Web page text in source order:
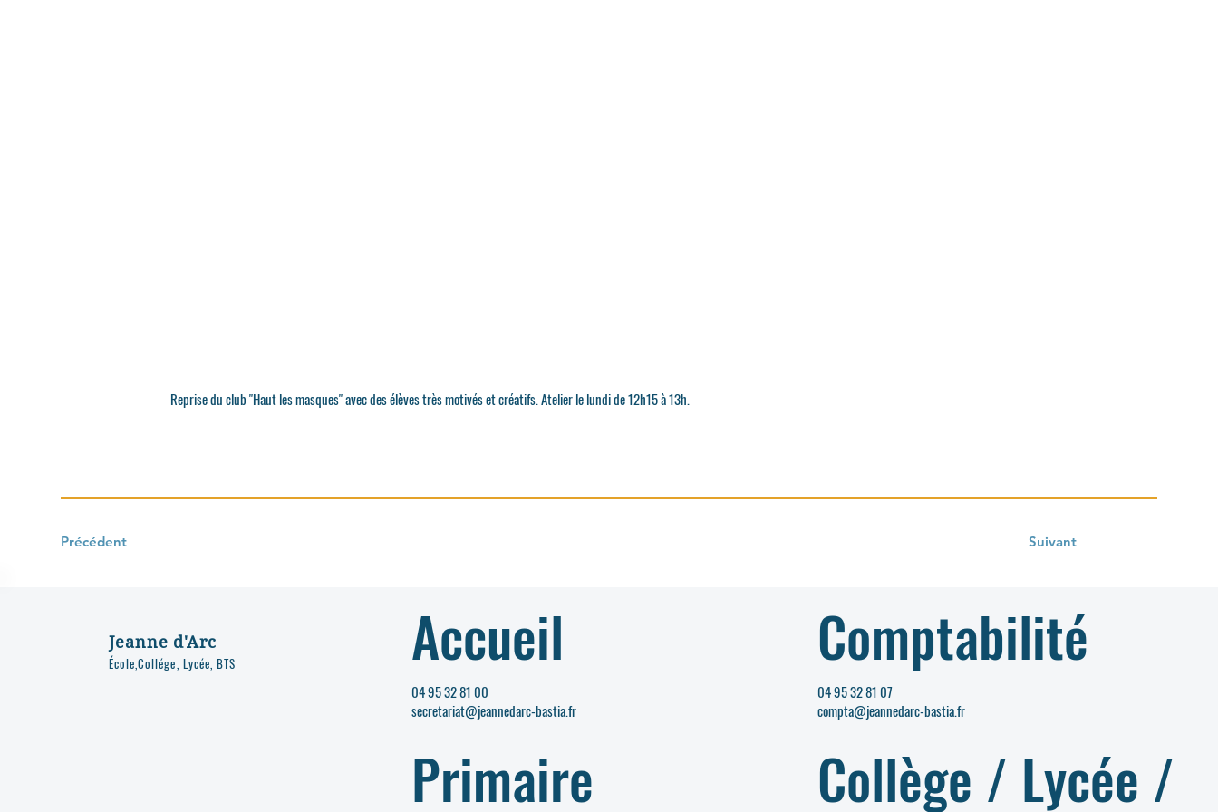
Reprise du club "Haut les masques" avec des élèves très motivés et créatifs. Atelier le lundi de 12h15 à 13h.
Précédent Suivant
Accueil
04 95 32 81 00
secretariat@jeannedarc-bastia.fr
Comptabilité
04 95 32 81 07
compta@jeannedarc-bastia.fr
Primaire Collège / Lycée /
Jeanne d'Arc
École,Collége, Lycée, BTS